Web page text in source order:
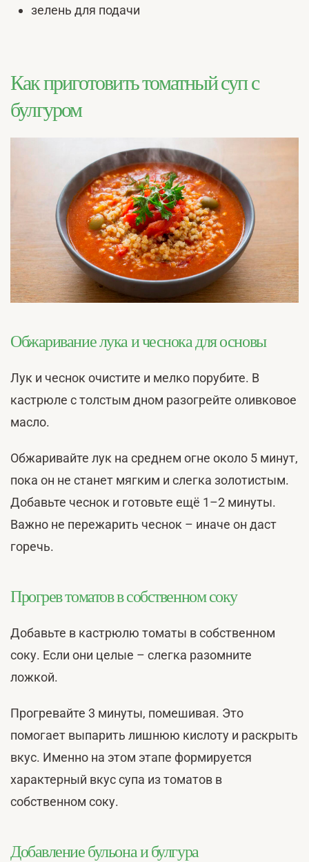
зелень для подачи
Как приготовить томатный суп с
булгуром
Обжаривание лука и чеснока для основы
Лук и чеснок очистите и мелко порубите. В
кастрюле с толстым дном разогрейте оливковое
масло.
Обжаривайте лук на среднем огне около 5 минут,
пока он не станет мягким и слегка золотистым.
Добавьте чеснок и готовьте ещё 1–2 минуты.
Важно не пережарить чеснок – иначе он даст
горечь.
Прогрев томатов в собственном соку
Добавьте в кастрюлю томаты в собственном
соку. Если они целые – слегка разомните
ложкой.
Прогревайте 3 минуты, помешивая. Это
помогает выпарить лишнюю кислоту и раскрыть
вкус. Именно на этом этапе формируется
характерный вкус супа из томатов в
собственном соку.
Добавление бульона и булгура